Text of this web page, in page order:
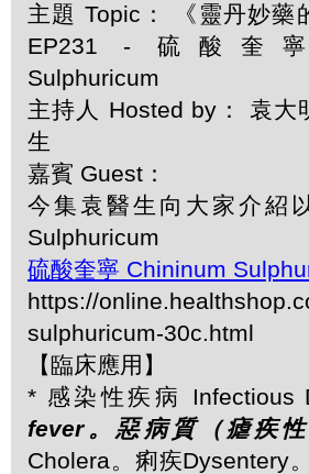
主題 Topic： 《靈丹妙藥
EP231 - 硫酸奎寧
Sulphuricum
主持人 Hosted by： 袁大
生
嘉賓 Guest：
今集袁醫生向大家介紹
Sulphuricum
硫酸奎寧 Chininum
https://
sulphuricum-30c.html
【臨床應用】
* 感染性疾病 Infectious
fever。惡病質（瘧疾
Cholera。痢疾Dysentery